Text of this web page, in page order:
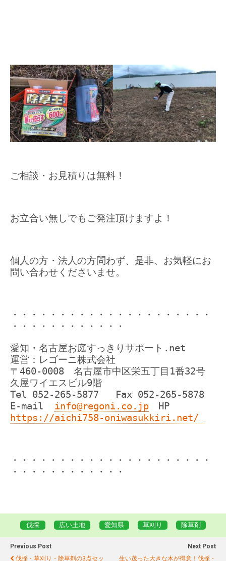
ご相談・お見積りは無料！
お立合い無しでもご発注頂けますよ！
個人の方・法人の方問わず、是非、お気軽にお
問い合わせくださいませ。
・・・・・・・・・・・・・・・・・・・・・
・・・・・・・・・・・・
愛知・名古屋お庭すっきりサポート.net
運営：レゴーニ株式会社
〒460-0008 名古屋市中区栄五丁目1番32号
久屋ワイエスビル9階
Tel 052-265-5877 Fax 052-265-5878
E-mail info@regoni.co.jp HP
https://aichi758-oniwasukkiri.net/
・・・・・・・・・・・・・・・・・・・・・
・・・・・・・・・・・・
伐採 広い土地 愛知県 草刈り 除草剤
Previous Post
伐採・草刈り・除草剤の3点セッ
Next Post
生い茂った大きな木が得意！伐採・